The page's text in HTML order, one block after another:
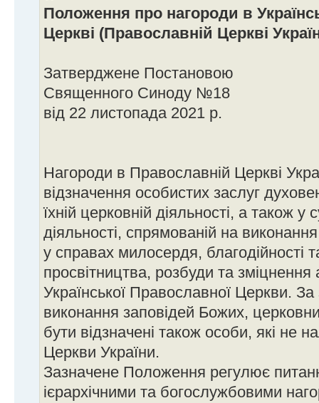
Положення про нагороди в
Церкві (Православній Церкві
Затверджене Постановою
Священного Синоду №18
від 22 листопада 2021 р.
Нагороди в Православній Церкві
відзначення особистих заслуг
їхній церковній діяльності, а також у
діяльності, спрямованій на
у справах милосердя, благодійності
просвітництва, розбуди та зміцнення
Української Православної Церкви.
виконання заповідей Божих,
бути відзначені також особи, які не
Церкви України.
Зазначене Положення регулює
ієрархічними та богослужбовими